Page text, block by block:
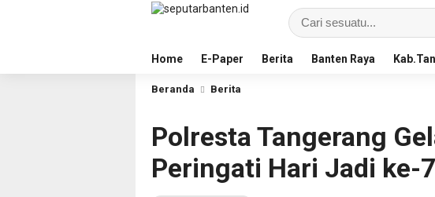
Home E-Paper Berita Banten Raya
Beranda Berita
Polresta Tangerang
Peringati Hari Jadi ke-